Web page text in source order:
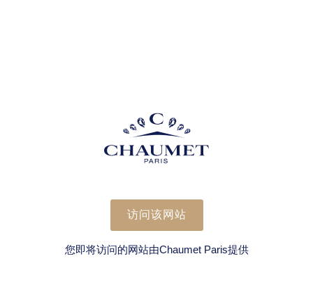
访问该网站
您即将访问的网站由Chaumet Paris提供